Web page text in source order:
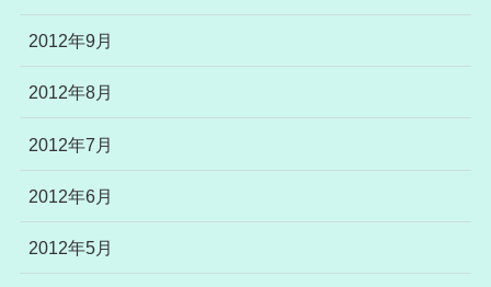
2012年9月
2012年8月
2012年7月
2012年6月
2012年5月